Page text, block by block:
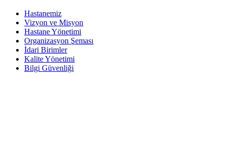
Hastanemiz
Vizyon ve Misyon
Hastane Yönetimi
Organizasyon Şeması
İdari Birimler
Kalite Yönetimi
Bilgi Güvenliği